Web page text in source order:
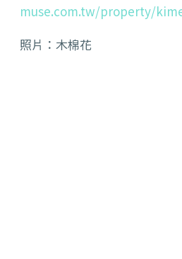
muse.com.tw/property/
照片：木棉花